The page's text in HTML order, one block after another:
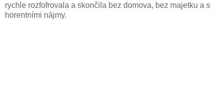
rychle rozfofrovala a skončila bez domova, bez majetku a s
horentními nájmy.